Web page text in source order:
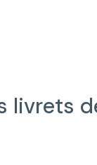
livrets